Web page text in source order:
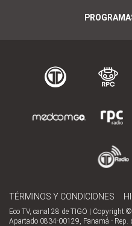
TÉRMINOS Y CONDICIONES
Eco TV, canal 28 de TIGO | Copyright
Apartado 0834-00129, Panamá - Rep.